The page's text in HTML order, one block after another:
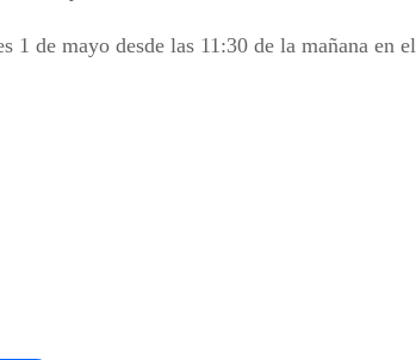
1 de mayo desde las 11:30 de la mañana en